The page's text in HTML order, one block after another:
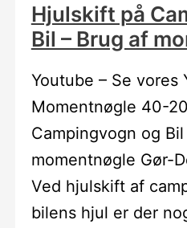
Hjulskift på
Bil – Brug af
Youtube – Se vores
Momentnøgle 40-
Campingvogn og
momentnøgle Gør-
Ved hjulskift af
bilens hjul er der